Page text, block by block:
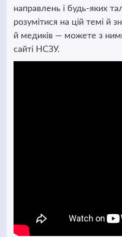
направлень і будь-яких
розумітися на цій темі й
й медиків — можете з
сайті НСЗУ.